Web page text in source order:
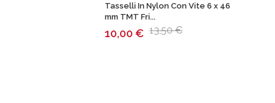
Tasselli In Nylon Con Vite 6 x 46
mm TMT Fri...
10,00 € 13,50 €